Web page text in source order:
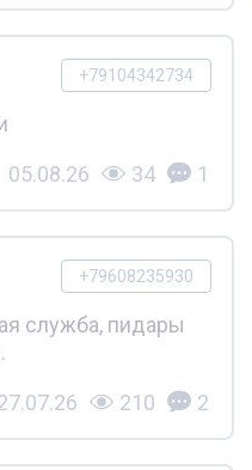
+79104342734
05.08.26 34 1
+79608235930
служба, пидары
210 2